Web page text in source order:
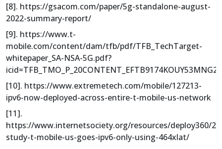
[8]. https://gsacom.com/paper/5g-standalone-august-
2022-summary-report/
[9]. https://www.t-
mobile.com/content/dam/tfb/pdf/TFB_TechTarget-
whitepaper_SA-NSA-5G.pdf?
[10]. https://www.extremetech.com/mobile/127213-
ipv6-now-deployed-across-entire-t-mobile-us-network
[11].
https://www.internetsociety.org/resources/deploy360/
study-t-mobile-us-goes-ipv6-only-using-464xlat/